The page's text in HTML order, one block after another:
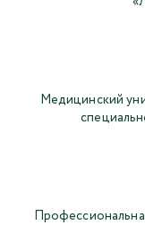
Медицинский